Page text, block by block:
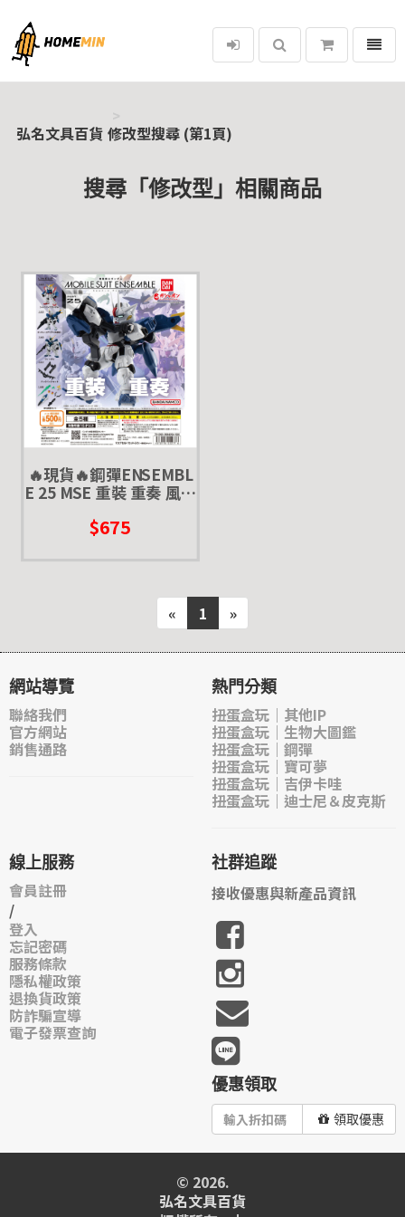
弘名文具百貨
選單
弘名文具百貨 修改型搜尋 (第1頁)
搜尋「修改型」相關商品
🔥現貨🔥鋼彈ENSEMBL
E 25 MSE 重裝 重奏 風靈
式 威達
$675
« 1 »
網站導覽
聯絡我們
官方網站
銷售通路
熱門分類
扭蛋盒玩｜其他IP
扭蛋盒玩｜生物大圖鑑
扭蛋盒玩｜鋼彈
扭蛋盒玩｜寶可夢
扭蛋盒玩｜吉伊卡哇
扭蛋盒玩｜迪士尼＆皮克斯
線上服務
會員註冊
/
登入
忘記密碼
服務條款
隱私權政策
退換貨政策
防詐騙宣導
電子發票查詢
社群追蹤
接收優惠與新產品資訊
優惠領取
領取優惠
© 2026.
弘名文具百貨